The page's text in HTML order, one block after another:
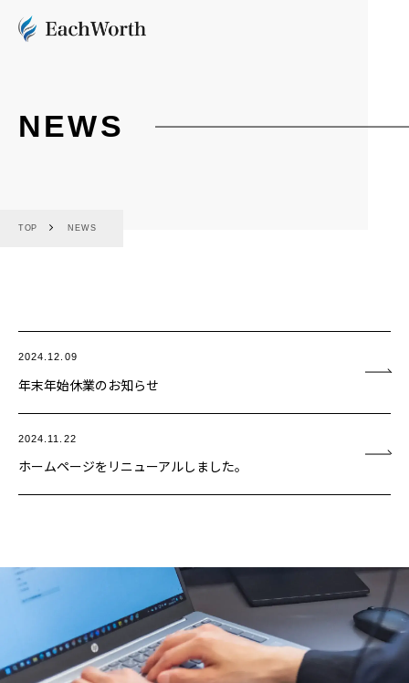
NEWS
TOP NEWS
2024.12.09
年末年始休業のお知らせ
2024.11.22
ホームページをリニューアルしました。